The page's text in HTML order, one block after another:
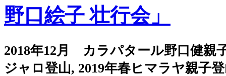
野口絵子 壮行会」
2018年12月 カラパタール野口健親
ジャロ登山, 2019年春ヒマラヤ親子